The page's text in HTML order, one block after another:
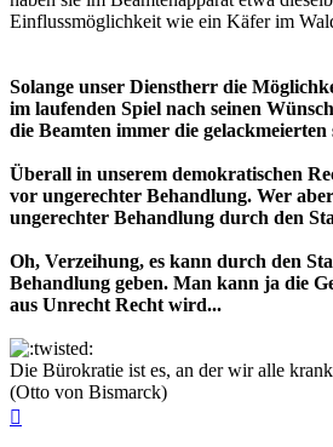
Einflussmöglichkeit wie ein Käfer im
Solange unser Dienstherr die
im laufenden Spiel nach seinen
die Beamten immer die gelackmeierten
Überall in unserem demokratischen
vor ungerechter Behandlung. Wer
ungerechter Behandlung durch den
Oh, Verzeihung, es kann durch den
Behandlung geben. Man kann ja die
aus Unrecht Recht wird...
Die Bürokratie ist es, an der wir alle
(Otto von Bismarck)